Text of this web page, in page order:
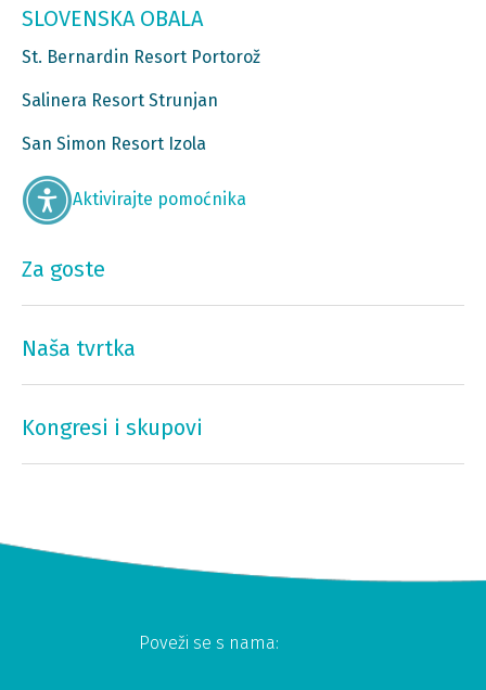
SLOVENSKA OBALA
St. Bernardin Resort Portorož
Salinera Resort Strunjan
San Simon Resort Izola
Aktivirajte pomoćnika
Za goste
Naša tvrtka
Kongresi i skupovi
Poveži se s nama: